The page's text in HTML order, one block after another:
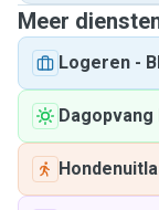
Meer
Logeren -
Dagopvang